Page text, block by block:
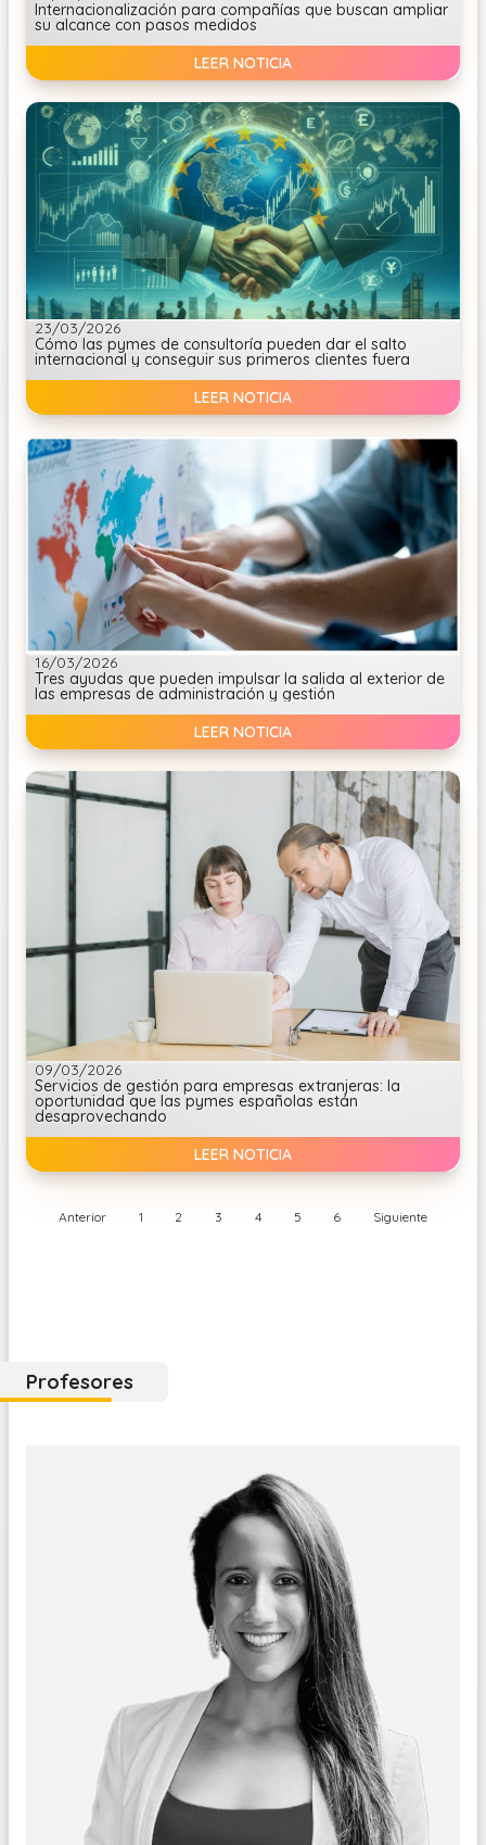
Internacionalización para compañías que buscan ampliar
su alcance con pasos medidos
LEER NOTICIA
23/03/2026
Cómo las pymes de consultoría pueden dar el salto
internacional y conseguir sus primeros clientes fuera
LEER NOTICIA
16/03/2026
Tres ayudas que pueden impulsar la salida al exterior de
las empresas de administración y gestión
LEER NOTICIA
09/03/2026
Servicios de gestión para empresas extranjeras: la
oportunidad que las pymes españolas están
desaprovechando
LEER NOTICIA
Anterior 1 2 3 4 5 6 Siguiente
Profesores